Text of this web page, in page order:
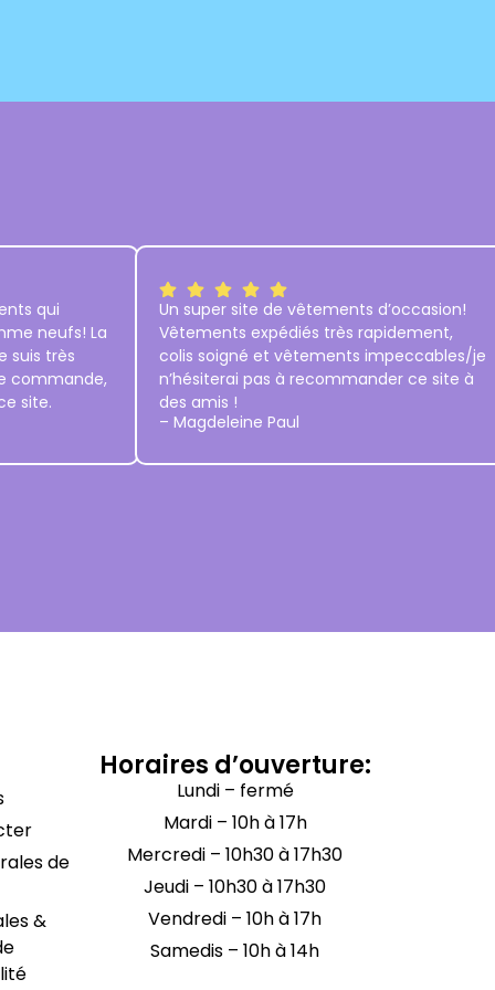
qui
neufs! La
suis très
commande,
site.
Un super site de vêtements d’occasion!
Vêtements expédiés très rapidement,
colis soigné et vêtements impeccables/je
n’hésiterai pas à recommander ce site à
des amis !
– Magdeleine Paul
de
&
Horaires d’ouverture:
Lundi – fermé
Mardi – 10h à 17h
Mercredi – 10h30 à 17h30
Jeudi – 10h30 à 17h30
Vendredi – 10h à 17h
Samedis – 10h à 14h